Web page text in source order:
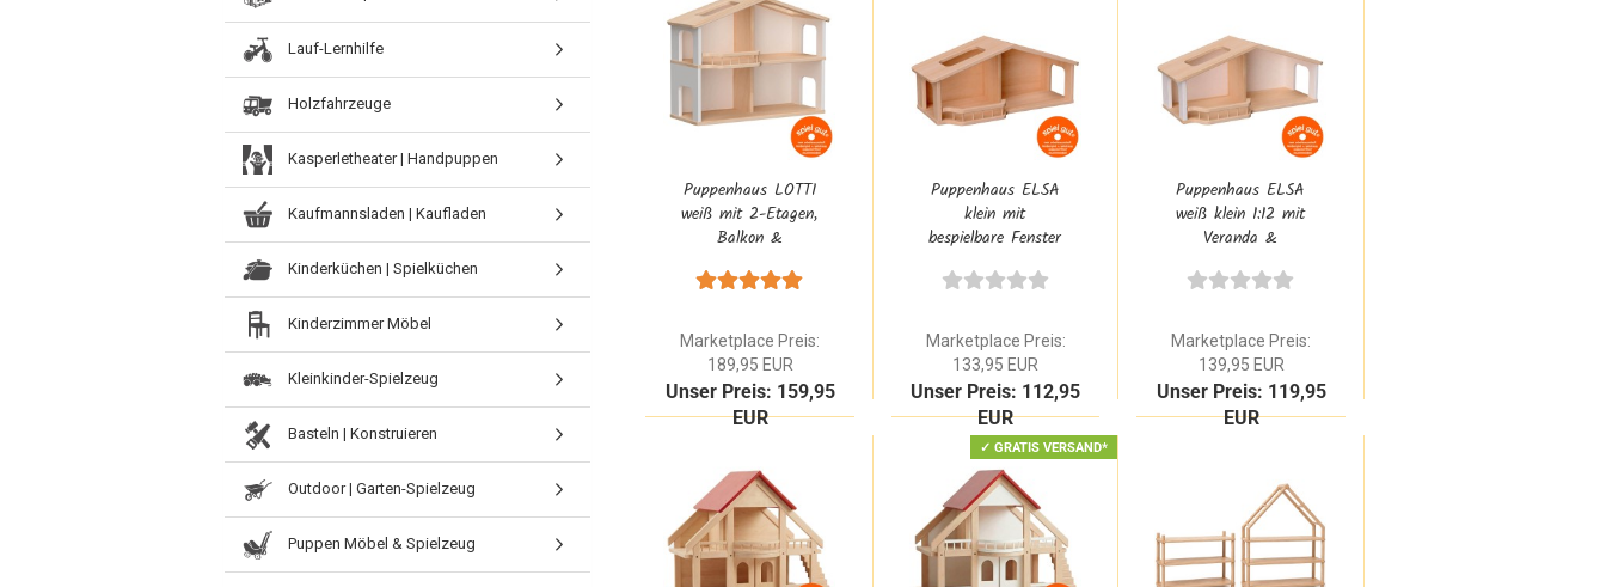
Puppenhaus LOTTI
weiß mit 2-Etagen,
Balkon &
aus Natur Buche
skandinavisch |
1:12
Marketplace Preis:
189,95 EUR
Unser Preis: 159,95
EUR
Puppenhaus ELSA
klein mit
bespielbare Fenster
Natur Buche
Waldorf
Marketplace Preis:
133,95 EUR
Unser Preis: 112,95
EUR
Puppenhaus ELSA
weiß klein 1:12 mit
Veranda &
aus Natur Buche
skandinavisch
Marketplace Preis:
139,95 EUR
Unser Preis: 119,95
EUR
✓ GRATIS VERSAND*
Lauf-Lernhilfe
Holzfahrzeuge
Kasperletheater | Handpuppen
Kaufmannsladen | Kaufladen
Kinderküchen | Spielküchen
Kinderzimmer Möbel
Kleinkinder-Spielzeug
Basteln | Konstruieren
Outdoor | Garten-Spielzeug
Puppen Möbel & Spielzeug